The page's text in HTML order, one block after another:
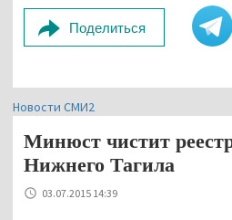
Поделиться
Новости СМИ2
Минюст чистит
Нижнего Тагила
03.07.2015 14:39